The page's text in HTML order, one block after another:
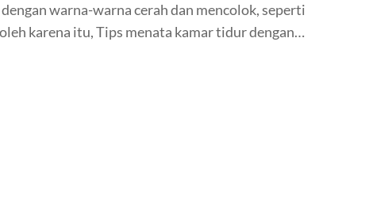
warna-warna cerah dan mencolok, seperti
karena itu, Tips menata kamar tidur dengan…